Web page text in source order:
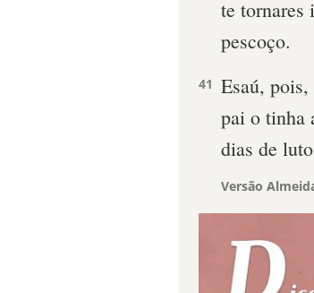
te tornares
pescoço.
41 Esaú, pois,
pai o tinha
dias de
Versão